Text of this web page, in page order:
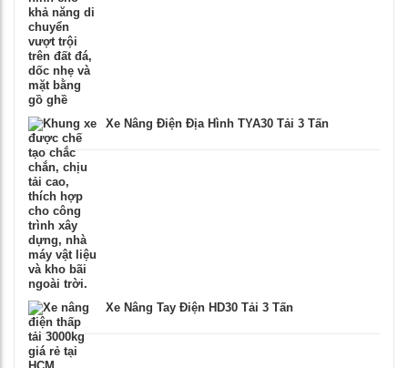
Xe Nâng Điện Địa Hình TYA30 Tải 3 Tấn
Xe Nâng Tay Điện HD30 Tải 3 Tấn